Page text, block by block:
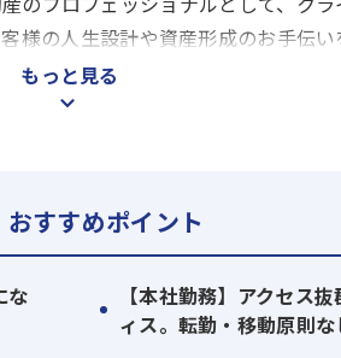
様の人生設計や資産形成のお手伝
移転したばかりです。席数も十分に
なります。
な仲間として採用採用させて頂く予
もっと見る
おすすめポイント
な
【本社勤務】アクセス
ィス。転勤・移動原則な